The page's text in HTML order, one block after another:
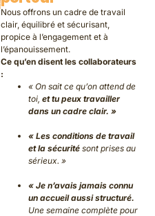
Nous offrons un cadre de travail
clair, équilibré et sécurisant,
propice à l’engagement et à
l’épanouissement.
Ce qu’en disent les collaborateurs
:
« On sait ce qu’on attend de
toi, et tu peux travailler
dans un cadre clair. »
« Les conditions de travail
et la sécurité sont prises au
sérieux. »
« Je n’avais jamais connu
un accueil aussi structuré.
Une semaine complète pour